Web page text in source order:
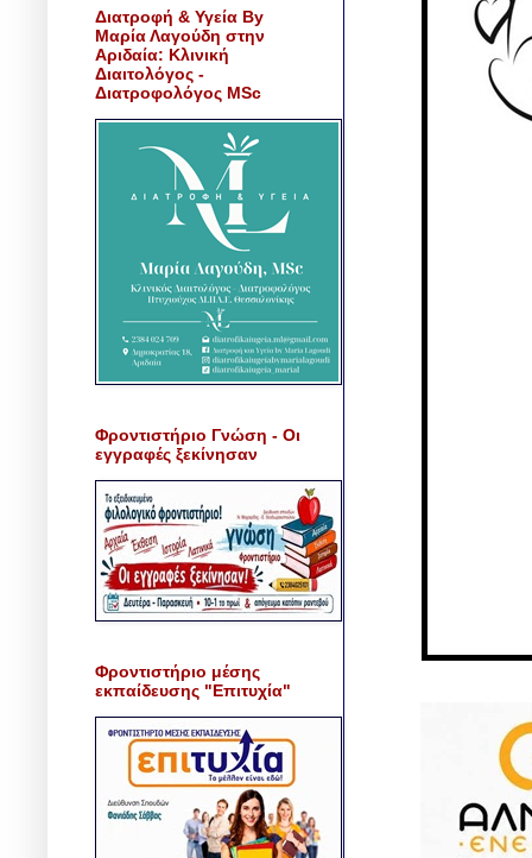
Διατροφή & Υγεία By
Μαρία Λαγούδη στην
Αριδαία: Κλινική
Διαιτολόγος -
Διατροφολόγος MSc
Φροντιστήριο Γνώση - Οι
εγγραφές ξεκίνησαν
Φροντιστήριο μέσης
εκπαίδευσης "Επιτυχία"